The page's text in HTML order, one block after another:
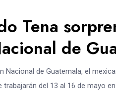
Tena
de
Nacional de Guatemala, el
del 13 al 16 de mayo